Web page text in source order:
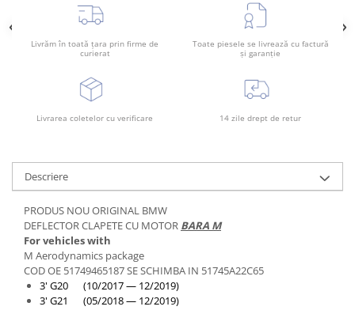
Suport aripa
Suport radiator
Traversa
Usa spate
Livrăm în toată țara prin firme de
curierat
Toate piesele se livrează cu factură
și garanție
Livrarea coletelor cu verificare 14 zile drept de retur
Descriere
PRODUS NOU ORIGINAL BMW
DEFLECTOR CLAPETE CU MOTOR BARA M
For vehicles with
M Aerodynamics package
COD OE 51749465187 SE SCHIMBA IN 51745A22C65
3' G20 (10/2017 — 12/2019)
3' G21 (05/2018 — 12/2019)